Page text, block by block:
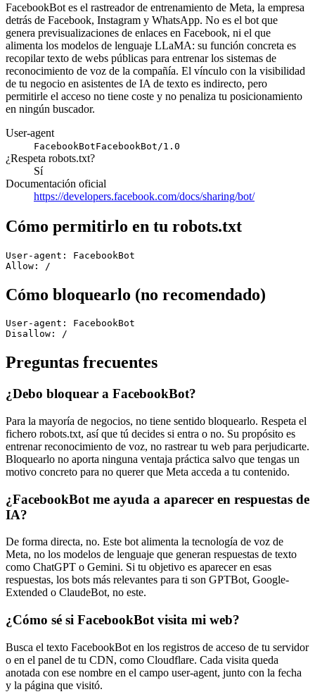
FacebookBot es el rastreador de entrenamiento de Meta, la empresa
detrás de Facebook, Instagram y WhatsApp. No es el bot que
genera previsualizaciones de enlaces en Facebook, ni el que
alimenta los modelos de lenguaje LLaMA: su función concreta es
recopilar texto de webs públicas para entrenar los sistemas de
reconocimiento de voz de la compañía. El vínculo con la visibilidad
de tu negocio en asistentes de IA de texto es indirecto, pero
permitirle el acceso no tiene coste y no penaliza tu posicionamiento
en ningún buscador.
User-agent
FacebookBotFacebookBot/1.0
¿Respeta robots.txt?
Sí
Documentación oficial
https://developers.facebook.com/docs/sharing/bot/
Cómo permitirlo en tu robots.txt
User-agent: FacebookBot
Allow: /
Cómo bloquearlo (no recomendado)
User-agent: FacebookBot
Disallow: /
Preguntas frecuentes
¿Debo bloquear a FacebookBot?
Para la mayoría de negocios, no tiene sentido bloquearlo. Respeta el
fichero robots.txt, así que tú decides si entra o no. Su propósito es
entrenar reconocimiento de voz, no rastrear tu web para perjudicarte.
Bloquearlo no aporta ninguna ventaja práctica salvo que tengas un
motivo concreto para no querer que Meta acceda a tu contenido.
¿FacebookBot me ayuda a aparecer en respuestas de
IA?
De forma directa, no. Este bot alimenta la tecnología de voz de
Meta, no los modelos de lenguaje que generan respuestas de texto
como ChatGPT o Gemini. Si tu objetivo es aparecer en esas
respuestas, los bots más relevantes para ti son GPTBot, Google-
Extended o ClaudeBot, no este.
¿Cómo sé si FacebookBot visita mi web?
Busca el texto FacebookBot en los registros de acceso de tu servidor
o en el panel de tu CDN, como Cloudflare. Cada visita queda
anotada con ese nombre en el campo user-agent, junto con la fecha
y la página que visitó.